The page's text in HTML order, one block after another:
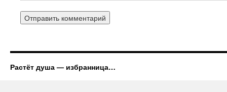
Растёт душа — избранница…